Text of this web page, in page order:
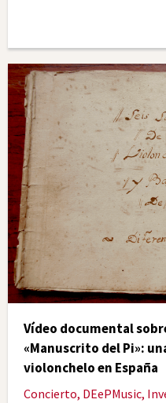
Vídeo documental
«Manuscrito del Pi»:
violonchelo en España
Concierto, DEePMusic,